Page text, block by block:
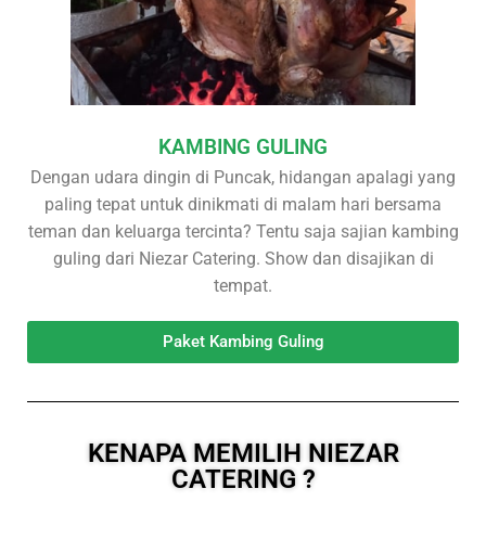
KAMBING GULING
Dengan udara dingin di Puncak, hidangan apalagi yang
paling tepat untuk dinikmati di malam hari bersama
teman dan keluarga tercinta? Tentu saja sajian kambing
guling dari Niezar Catering. Show dan disajikan di
tempat.
Paket Kambing Guling
KENAPA MEMILIH NIEZAR
CATERING ?